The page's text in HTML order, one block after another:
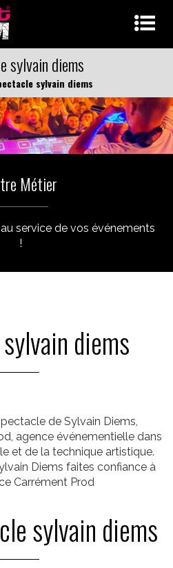
sylvain diems
sylvain diems
Métier
service de vos événements
!
diems
de Sylvain Diems,
agence événementielle dans
et de la technique artistique.
Diems faites confiance à
Carrément Prod
sylvain diems